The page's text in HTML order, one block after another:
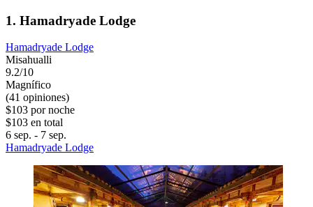
1. Hamadryade Lodge
Hamadryade Lodge
Misahualli
9.2/10
Magnífico
(41 opiniones)
$103 por noche
$103 en total
6 sep. - 7 sep.
Hamadryade Lodge